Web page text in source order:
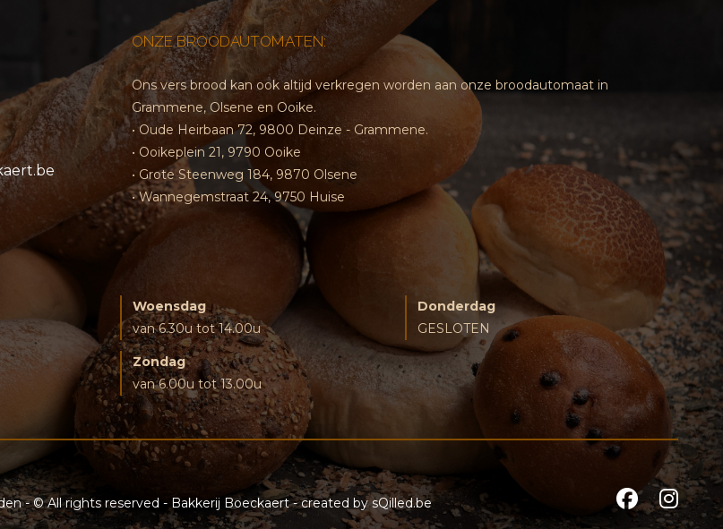
ONZE BROODAUTOMATEN:
Ons vers brood kan ook altijd verkregen worden aan onze broodautomaat in
Grammene, Olsene en Ooike.
• Oude Heirbaan 72, 9800 Deinze - Grammene.
• Ooikeplein 21, 9790 Ooike
• Grote Steenweg 184, 9870 Olsene
• Wannegemstraat 24, 9750 Huise
Woensdag
van 6.30u tot 14.00u
Donderdag
GESLOTEN
Zondag
van 6.00u tot 13.00u
- © All rights reserved - Bakkerij Boeckaert - created bysQilled.be